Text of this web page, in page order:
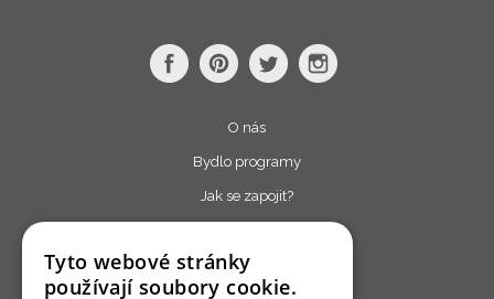
O nás
Bydlo programy
Jak se zapojit?
Ochrana osobních údajú
Tyto webové stránky
používají soubory cookie.